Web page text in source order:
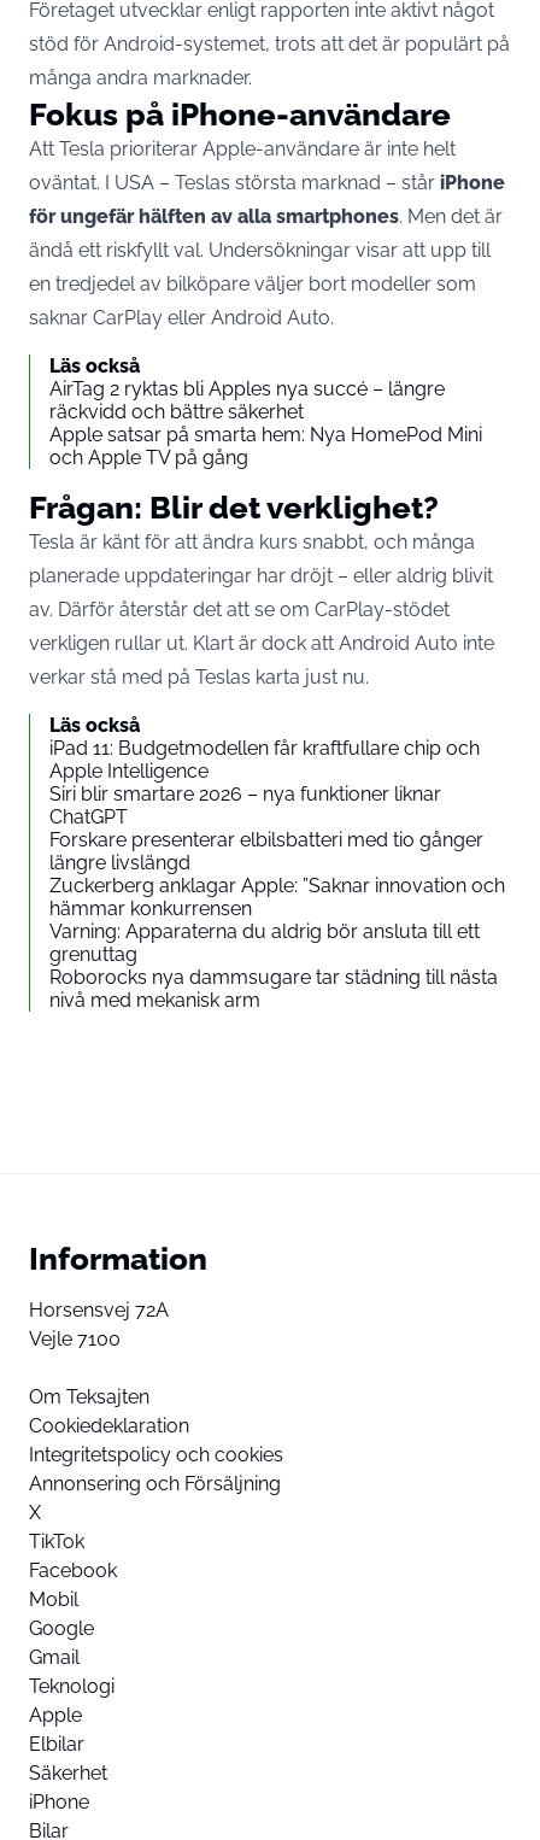
Företaget utvecklar enligt rapporten inte aktivt något
stöd för Android-systemet, trots att det är populärt på
många andra marknader.
Fokus på iPhone-användare
Att Tesla prioriterar Apple-användare är inte helt
oväntat. I USA – Teslas största marknad – står iPhone
för ungefär hälften av alla smartphones. Men det är
ändå ett riskfyllt val. Undersökningar visar att upp till
en tredjedel av bilköpare väljer bort modeller som
saknar CarPlay eller Android Auto.
Läs också
AirTag 2 ryktas bli Apples nya succé – längre
räckvidd och bättre säkerhet
Apple satsar på smarta hem: Nya HomePod Mini
och Apple TV på gång
Frågan: Blir det verklighet?
Tesla är känt för att ändra kurs snabbt, och många
planerade uppdateringar har dröjt – eller aldrig blivit
av. Därför återstår det att se om CarPlay-stödet
verkligen rullar ut. Klart är dock att Android Auto inte
verkar stå med på Teslas karta just nu.
Läs också
iPad 11: Budgetmodellen får kraftfullare chip och
Apple Intelligence
Siri blir smartare 2026 – nya funktioner liknar
ChatGPT
Forskare presenterar elbilsbatteri med tio gånger
längre livslängd
Zuckerberg anklagar Apple: ”Saknar innovation och
hämmar konkurrensen
Varning: Apparaterna du aldrig bör ansluta till ett
grenuttag
Roborocks nya dammsugare tar städning till nästa
nivå med mekanisk arm
Information
Horsensvej 72A
Vejle 7100
Om Teksajten
Cookiedeklaration
Integritetspolicy och cookies
Annonsering och Försäljning
X
TikTok
Facebook
Mobil
Google
Gmail
Teknologi
Apple
Elbilar
Säkerhet
iPhone
Bilar